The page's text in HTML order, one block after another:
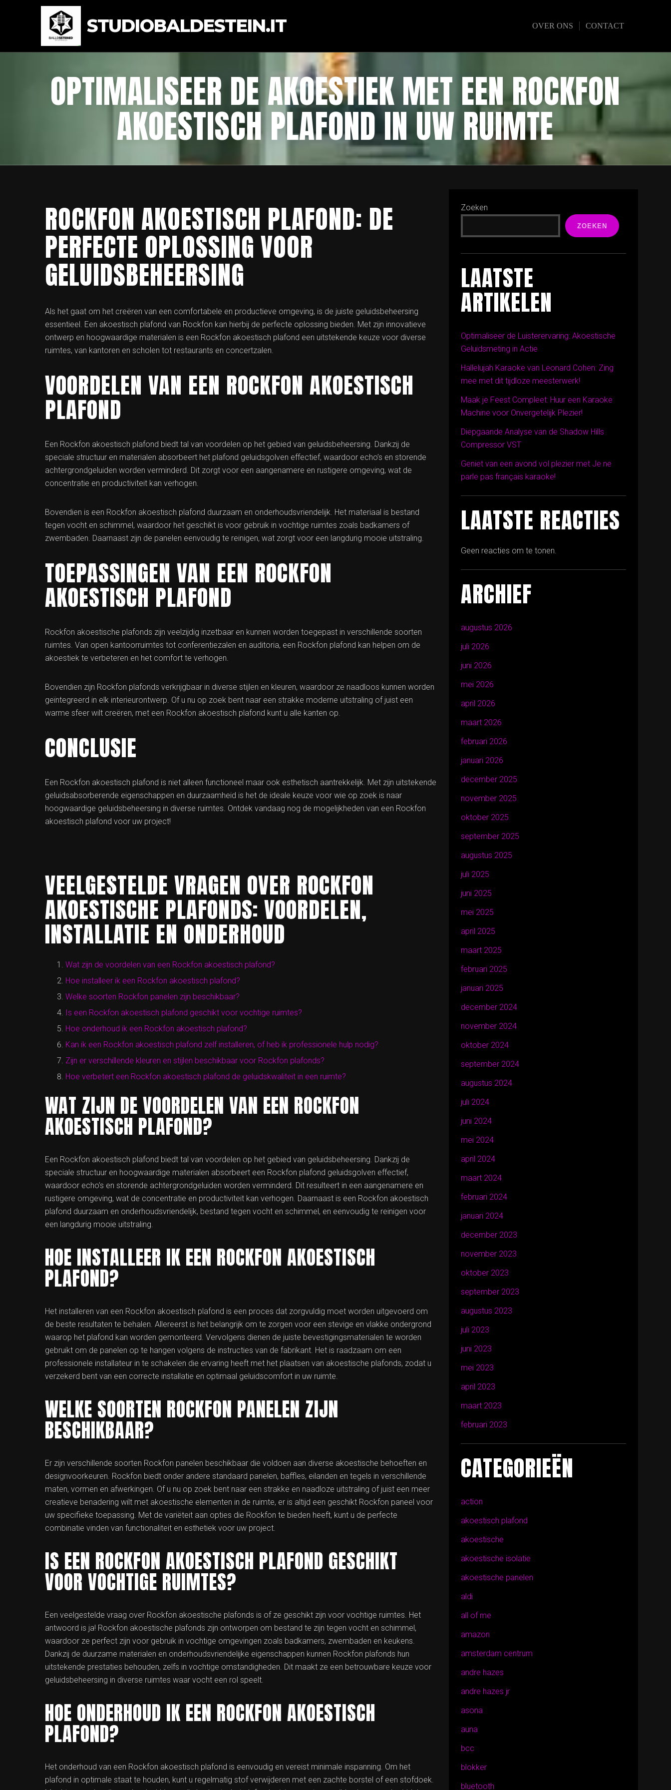
STUDIOBALDESTEIN.IT OVER ONS CONTACT
OPTIMALISEER DE AKOESTIEK MET EEN ROCKFON
AKOESTISCH PLAFOND IN UW RUIMTE
ROCKFON AKOESTISCH PLAFOND: DE
PERFECTE OPLOSSING VOOR
GELUIDSBEHEERSING
Als het gaat om het creëren van een comfortabele en productieve omgeving, is de juiste geluidsbeheersing
essentieel. Een akoestisch plafond van Rockfon kan hierbij de perfecte oplossing bieden. Met zijn innovatieve
ontwerp en hoogwaardige materialen is een Rockfon akoestisch plafond een uitstekende keuze voor diverse
ruimtes, van kantoren en scholen tot restaurants en concertzalen.
VOORDELEN VAN EEN ROCKFON AKOESTISCH
PLAFOND
Een Rockfon akoestisch plafond biedt tal van voordelen op het gebied van geluidsbeheersing. Dankzij de
speciale structuur en materialen absorbeert het plafond geluidsgolven effectief, waardoor echo’s en storende
achtergrondgeluiden worden verminderd. Dit zorgt voor een aangenamere en rustigere omgeving, wat de
concentratie en productiviteit kan verhogen.
Bovendien is een Rockfon akoestisch plafond duurzaam en onderhoudsvriendelijk. Het materiaal is bestand
tegen vocht en schimmel, waardoor het geschikt is voor gebruik in vochtige ruimtes zoals badkamers of
zwembaden. Daarnaast zijn de panelen eenvoudig te reinigen, wat zorgt voor een langdurig mooie uitstraling.
TOEPASSINGEN VAN EEN ROCKFON
AKOESTISCH PLAFOND
Rockfon akoestische plafonds zijn veelzijdig inzetbaar en kunnen worden toegepast in verschillende soorten
ruimtes. Van open kantoorruimtes tot conferentiezalen en auditoria, een Rockfon plafond kan helpen om de
akoestiek te verbeteren en het comfort te verhogen.
Bovendien zijn Rockfon plafonds verkrijgbaar in diverse stijlen en kleuren, waardoor ze naadloos kunnen worden
geïntegreerd in elk interieurontwerp. Of u nu op zoek bent naar een strakke moderne uitstraling of juist een
warme sfeer wilt creëren, met een Rockfon akoestisch plafond kunt u alle kanten op.
CONCLUSIE
Een Rockfon akoestisch plafond is niet alleen functioneel maar ook esthetisch aantrekkelijk. Met zijn uitstekende
geluidsabsorberende eigenschappen en duurzaamheid is het de ideale keuze voor wie op zoek is naar
hoogwaardige geluidsbeheersing in diverse ruimtes. Ontdek vandaag nog de mogelijkheden van een Rockfon
akoestisch plafond voor uw project!
VEELGESTELDE VRAGEN OVER ROCKFON
AKOESTISCHE PLAFONDS: VOORDELEN,
INSTALLATIE EN ONDERHOUD
Wat zijn de voordelen van een Rockfon akoestisch plafond?
Hoe installeer ik een Rockfon akoestisch plafond?
Welke soorten Rockfon panelen zijn beschikbaar?
Is een Rockfon akoestisch plafond geschikt voor vochtige ruimtes?
Hoe onderhoud ik een Rockfon akoestisch plafond?
Kan ik een Rockfon akoestisch plafond zelf installeren, of heb ik professionele hulp nodig?
Zijn er verschillende kleuren en stijlen beschikbaar voor Rockfon plafonds?
Hoe verbetert een Rockfon akoestisch plafond de geluidskwaliteit in een ruimte?
WAT ZIJN DE VOORDELEN VAN EEN ROCKFON
AKOESTISCH PLAFOND?
Een Rockfon akoestisch plafond biedt tal van voordelen op het gebied van geluidsbeheersing. Dankzij de
speciale structuur en hoogwaardige materialen absorbeert een Rockfon plafond geluidsgolven effectief,
waardoor echo’s en storende achtergrondgeluiden worden verminderd. Dit resulteert in een aangenamere en
rustigere omgeving, wat de concentratie en productiviteit kan verhogen. Daarnaast is een Rockfon akoestisch
plafond duurzaam en onderhoudsvriendelijk, bestand tegen vocht en schimmel, en eenvoudig te reinigen voor
een langdurig mooie uitstraling.
HOE INSTALLEER IK EEN ROCKFON AKOESTISCH
PLAFOND?
Het installeren van een Rockfon akoestisch plafond is een proces dat zorgvuldig moet worden uitgevoerd om
de beste resultaten te behalen. Allereerst is het belangrijk om te zorgen voor een stevige en vlakke ondergrond
waarop het plafond kan worden gemonteerd. Vervolgens dienen de juiste bevestigingsmaterialen te worden
gebruikt om de panelen op te hangen volgens de instructies van de fabrikant. Het is raadzaam om een
professionele installateur in te schakelen die ervaring heeft met het plaatsen van akoestische plafonds, zodat u
verzekerd bent van een correcte installatie en optimaal geluidscomfort in uw ruimte.
WELKE SOORTEN ROCKFON PANELEN ZIJN
BESCHIKBAAR?
Er zijn verschillende soorten Rockfon panelen beschikbaar die voldoen aan diverse akoestische behoeften en
designvoorkeuren. Rockfon biedt onder andere standaard panelen, baffles, eilanden en tegels in verschillende
maten, vormen en afwerkingen. Of u nu op zoek bent naar een strakke en naadloze uitstraling of juist een meer
creatieve benadering wilt met akoestische elementen in de ruimte, er is altijd een geschikt Rockfon paneel voor
uw specifieke toepassing. Met de variëteit aan opties die Rockfon te bieden heeft, kunt u de perfecte
combinatie vinden van functionaliteit en esthetiek voor uw project.
IS EEN ROCKFON AKOESTISCH PLAFOND GESCHIKT
VOOR VOCHTIGE RUIMTES?
Een veelgestelde vraag over Rockfon akoestische plafonds is of ze geschikt zijn voor vochtige ruimtes. Het
antwoord is ja! Rockfon akoestische plafonds zijn ontworpen om bestand te zijn tegen vocht en schimmel,
waardoor ze perfect zijn voor gebruik in vochtige omgevingen zoals badkamers, zwembaden en keukens.
Dankzij de duurzame materialen en onderhoudsvriendelijke eigenschappen kunnen Rockfon plafonds hun
uitstekende prestaties behouden, zelfs in vochtige omstandigheden. Dit maakt ze een betrouwbare keuze voor
geluidsbeheersing in diverse ruimtes waar vocht een rol speelt.
HOE ONDERHOUD IK EEN ROCKFON AKOESTISCH
PLAFOND?
Het onderhoud van een Rockfon akoestisch plafond is eenvoudig en vereist minimale inspanning. Om het
plafond in optimale staat te houden, kunt u regelmatig stof verwijderen met een zachte borstel of een stofdoek.
Zoeken
ZOEKEN
LAATSTE
ARTIKELEN
Optimaliseer de Luisterervaring: Akoestische
Geluidsmeting in Actie
Hallelujah Karaoke van Leonard Cohen: Zing
mee met dit tijdloze meesterwerk!
Maak je Feest Compleet: Huur een Karaoke
Machine voor Onvergetelijk Plezier!
Diepgaande Analyse van de Shadow Hills
Compressor VST
Geniet van een avond vol plezier met Je ne
parle pas français karaoke!
LAATSTE REACTIES
Geen reacties om te tonen.
ARCHIEF
augustus 2026
juli 2026
juni 2026
mei 2026
april 2026
maart 2026
februari 2026
januari 2026
december 2025
november 2025
oktober 2025
september 2025
augustus 2025
juli 2025
juni 2025
mei 2025
april 2025
maart 2025
februari 2025
januari 2025
december 2024
november 2024
oktober 2024
september 2024
augustus 2024
juli 2024
juni 2024
mei 2024
april 2024
maart 2024
februari 2024
januari 2024
december 2023
november 2023
oktober 2023
september 2023
augustus 2023
juli 2023
juni 2023
mei 2023
april 2023
maart 2023
februari 2023
CATEGORIEËN
action
akoestisch plafond
akoestische
akoestische isolatie
akoestische panelen
aldi
all of me
amazon
amsterdam centrum
andre hazes
andre hazes jr
asona
auna
bcc
blokker
bluetooth